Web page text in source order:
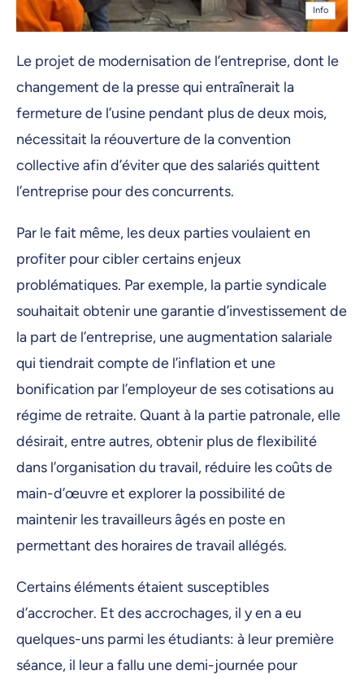
Info
Le projet de modernisation de l’entreprise, dont le
changement de la presse qui entraînerait la
fermeture de l’usine pendant plus de deux mois,
nécessitait la réouverture de la convention
collective afin d’éviter que des salariés quittent
l’entreprise pour des concurrents.
Par le fait même, les deux parties voulaient en
profiter pour cibler certains enjeux
problématiques. Par exemple, la partie syndicale
souhaitait obtenir une garantie d’investissement de
la part de l’entreprise, une augmentation salariale
qui tiendrait compte de l’inflation et une
bonification par l’employeur de ses cotisations au
régime de retraite. Quant à la partie patronale, elle
désirait, entre autres, obtenir plus de flexibilité
dans l’organisation du travail, réduire les coûts de
main-d’œuvre et explorer la possibilité de
maintenir les travailleurs âgés en poste en
permettant des horaires de travail allégés.
Certains éléments étaient susceptibles
d’accrocher. Et des accrochages, il y en a eu
quelques-uns parmi les étudiants: à leur première
séance, il leur a fallu une demi-journée pour